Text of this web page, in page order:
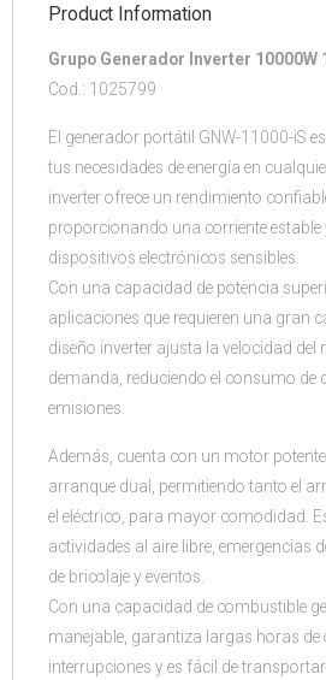
Product Information
Grupo Generador Inverter 10000W
Cod.: 1025799
El generador portátil GNW-11000-iS
tus necesidades de energía en
inverter ofrece un rendimiento
proporcionando una corriente
dispositivos electrónicos sensibles.
Con una capacidad de potencia
aplicaciones que requieren una gran
diseño inverter ajusta la velocidad del
demanda, reduciendo el consumo de
emisiones.
Además, cuenta con un motor
arranque dual, permitiendo tanto el
el eléctrico, para mayor comodidad.
actividades al aire libre, emergencias
de bricolaje y eventos.
Con una capacidad de combustible
manejable, garantiza largas horas de
interrupciones y es fácil de